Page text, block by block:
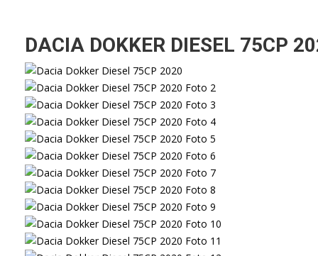
DACIA DOKKER DIESEL 75CP